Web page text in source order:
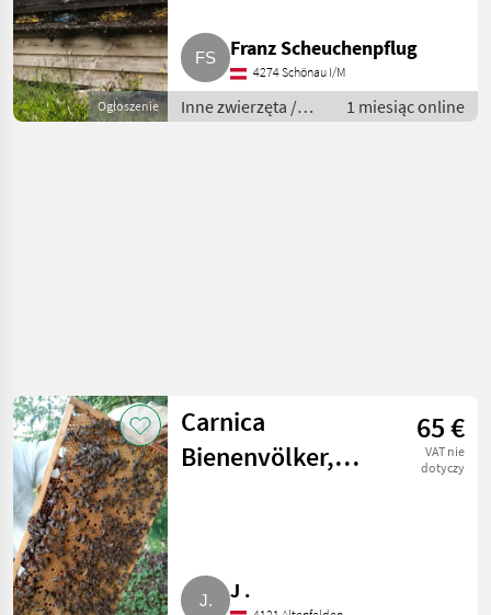
Ogłoszenie
Franz Scheuchenpflug
4274 Schönau I/M
Inne zwierzęta /
Pszczoły i
1 miesiąc online
Carnica
Bienenvölker,
65 €
VAT nie
dotyczy
J .